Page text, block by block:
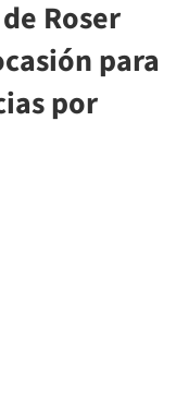
Roser
para
por